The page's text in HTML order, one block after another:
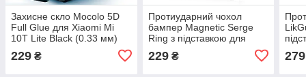
Захисне скло Mocolo 5D
Full Glue для Xiaomi Mi
10T Lite Black (0.33 мм)
229 ₴
Протиударний чохол
бампер Magnetic Serge
Ring з підставкою для
229₴ 279